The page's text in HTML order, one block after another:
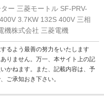
ー 三菱モートル SF-PRV-
3.7KW 132S 400V 三相
機株式会社 三菱電機
るよう最善の努力をいたします
りません。万一、本サイト上の記
かねます。また、記載内容は、予
ご承知おき下さい。